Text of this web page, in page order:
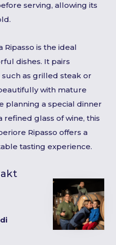
serving, allowing its
Ripasso is the ideal
dishes. It pairs
as grilled steak or
with mature
planning a special dinner
refined glass of wine, this
Ripasso offers a
tasting experience.